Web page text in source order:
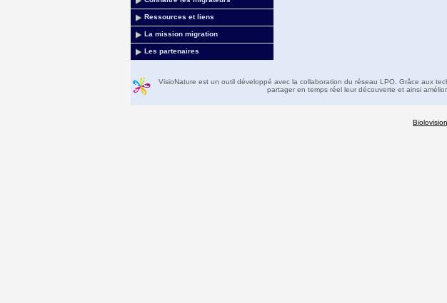
Ressources et liens
La mission migration
Les partenaires
VisioNature est un outil développé avec la collaboration du réseau LPO. Grâce aux
partager en temps réel leur découverte et ainsi